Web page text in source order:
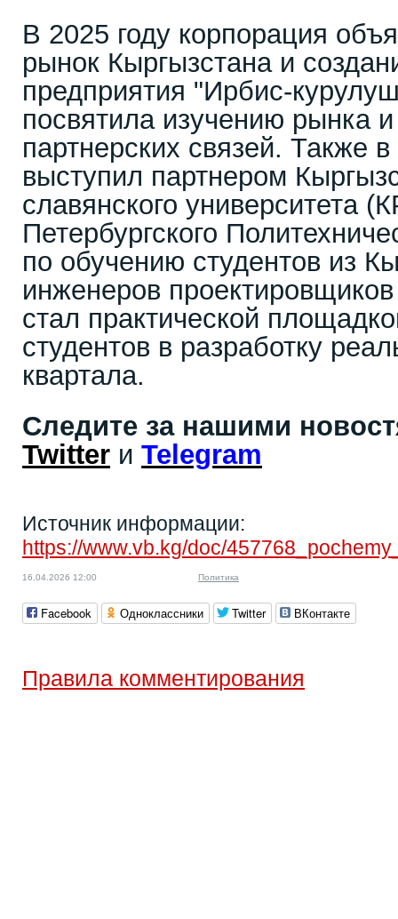
В 2025 году корпорация
рынок Кыргызстана и
предприятия "Ирбис-
посвятила изучению рынка
партнерских связей. Также
выступил партнером
славянского университета
Петербургского
по обучению студентов из
инженеров
стал практической
студентов в разработку
квартала.
Следите за нашими
Twitter и Telegram
Источник информации:
https://www.vb.kg/doc/
16.04.2026 12:00 Политика
Facebook Одноклассники Twitter ВКонтакте
Правила комментирования